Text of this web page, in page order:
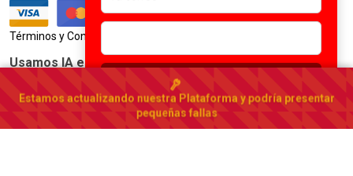
Suscribirse
Términos y Condiciones
Usamos IA en todos nuestros procesos
Portal Logístico de España
España▾
© 2023-2026 DirectorioDeCarga.com
Estamos actualizando nuestra Plataforma y podría presentar
pequeñas fallas